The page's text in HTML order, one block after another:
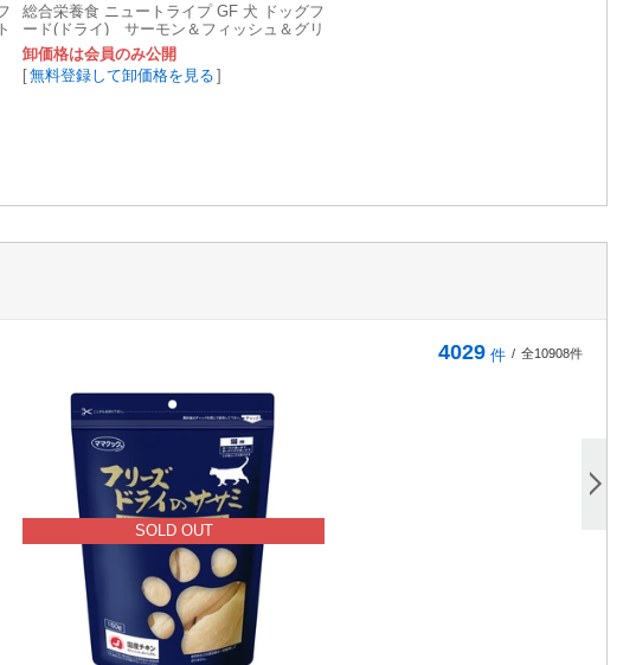
総合栄養食 ニュートライプ GF 犬 ドッグフ
ード(ドライ) サーモン＆フィッシュ＆グリ
ーントライプ
卸価格は会員のみ公開
[無料登録して卸価格を見る ]
4029 件 / 全10908件
SOLD OUT